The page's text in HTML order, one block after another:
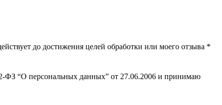
до достижения целей обработки или моего отзыва *
ФЗ “О персональных данных” от 27.06.2006 и принимаю